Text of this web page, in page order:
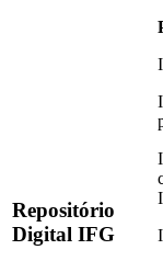
Repositório
Digital IFG